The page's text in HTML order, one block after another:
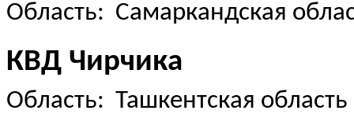
Область: Самаркандская
КВД Чирчика
Область: Ташкентская область